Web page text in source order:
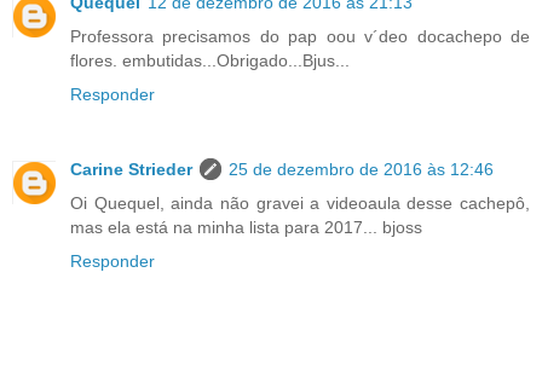
Professora precisamos do pap oou v´deo docachepo de
flores. embutidas...Obrigado...Bjus...
Responder
Carine Strieder
25 de dezembro de 2016 às 12:46
Oi Quequel, ainda não gravei a videoaula desse cachepô,
mas ela está na minha lista para 2017... bjoss
Responder